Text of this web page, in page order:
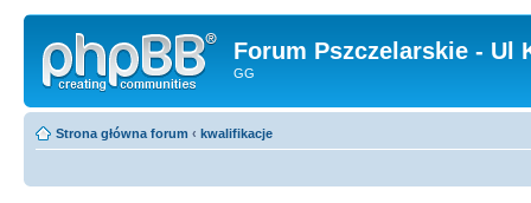
Forum Pszczelarskie - Ul
GG
Strona główna forum ‹ kwalifikacje